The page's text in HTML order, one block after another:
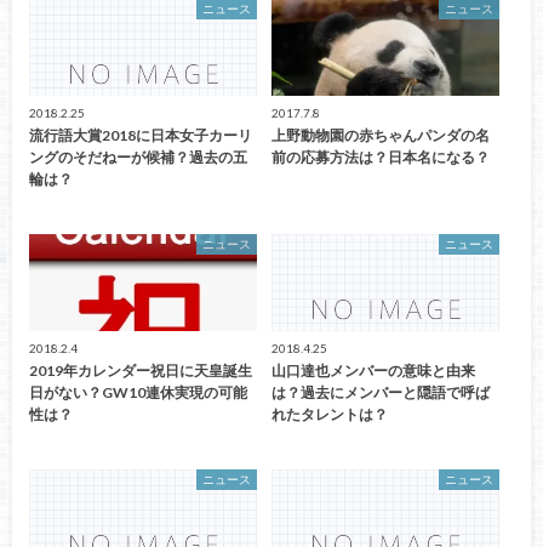
ニュース
2018.2.25
流行語大賞2018に日本女子カーリ
ングのそだねーが候補？過去の五
輪は？
ニュース
2017.7.8
上野動物園の赤ちゃんパンダの名
前の応募方法は？日本名になる？
ニュース
2018.2.4
2019年カレンダー祝日に天皇誕生
日がない？GW10連休実現の可能
性は？
ニュース
2018.4.25
山口達也メンバーの意味と由来
は？過去にメンバーと隠語で呼ば
れたタレントは？
ニュース ニュース